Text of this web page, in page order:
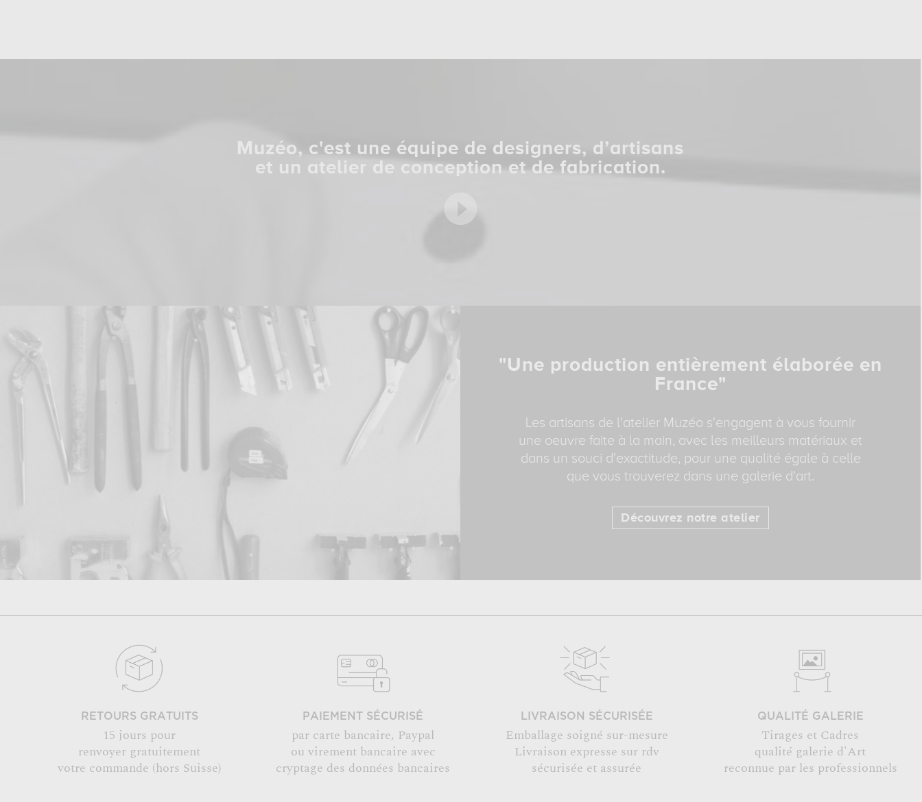
Muzéo, c'est une équipe de designers, d’artisans
et un atelier de conception et de fabrication.
"Une production entièrement élaborée en
France"
Les artisans de l'atelier Muzéo s'engagent à vous fournir
une oeuvre faite à la main, avec les meilleurs matériaux et
dans un souci d'exactitude, pour une qualité égale à celle
que vous trouverez dans une galerie d'art.
Découvrez notre atelier
RETOURS GRATUITS
15 jours pour
renvoyer gratuitement
votre commande (hors Suisse)
PAIEMENT SÉCURISÉ
par carte bancaire, Paypal
ou virement bancaire avec
cryptage des données bancaires
LIVRAISON SÉCURISÉE
Emballage soigné sur-mesure
Livraison expresse sur rdv
sécurisée et assurée
QUALITÉ GALERIE
Tirages et Cadres
qualité galerie d'Art
reconnue par les professionnels